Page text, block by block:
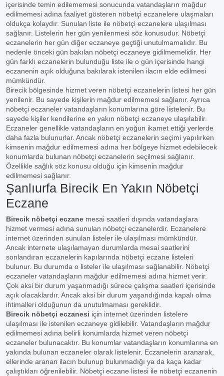
içerisinde temin edilememesi sonucunda vatandaşların mağdur
edilmemesi adına faaliyet gösteren nöbetçi eczanelere ulaşmaları
oldukça kolaydır. Sunulan liste ile nöbetçi eczanelere ulaşılması
sağlanır. Listelerin her gün yenilenmesi söz konusudur. Nöbetçi
eczanelerin her gün diğer eczaneye geçtiği unutulmamalıdır. Bu
nedenle önceki gün bakılan nöbetçi eczaneye gidilmemelidir. Her
gün farklı eczanelerin bulunduğu liste ile o gün içerisinde hangi
eczanenin açık olduğuna bakılarak istenilen ilacın elde edilmesi
mümkündür.
Birecik bölgesinde hizmet veren nöbetçi eczanelerin listesi her gün
yenilenir. Bu sayede kişilerin mağdur edilmemesi sağlanır. Ayrıca
nöbetçi eczaneler vatandaşların konumlarına göre listelenir. Bu
sayede kişiler kendilerine en yakın nöbetçi eczaneye ulaşılabilir.
Eczaneler genellikle vatandaşların en yoğun ikamet ettiği yerlerde
daha fazla bulunurlar. Ancak nöbetçi eczanelerin seçimi yapılırken
kimsenin mağdur edilmemesi adına her bölgeye hizmet edebilecek
konumlarda bulunan nöbetçi eczanelerin seçilmesi sağlanır.
Özellikle sağlık söz konusu olduğu için kimsenin mağdur
edilmemesi sağlanır.
Şanlıurfa Birecik En Yakın Nöbetçi
Eczane
Birecik nöbetçi eczane mesai saatleri dışında vatandaşlara
hizmet vermesi adına sunulan nöbetçi eczanelerdir. Eczanelere
internet üzerinden sunulan listeler ile ulaşılması mümkündür.
Ancak internete ulaşılamayan durumlarda mesai saatlerini
sonlandıran eczanelerin kapılarında nöbetçi eczane listeleri
bulunur. Bu durumda o listeler ile ulaşılması sağlanabilir. Nöbetçi
eczaneler vatandaşların mağdur edilmemesi adına hizmet verir.
Çok aksi bir durum yaşanmadığı sürece çalışma saatleri içerisinde
açık olacaklardır. Ancak aksi bir durum yaşandığında kapalı olma
ihtimalleri olduğunun da unutulmaması gereklidir.
Birecik nöbetçi eczanesi için internet üzerinden listelere
ulaşılması ile istenilen eczaneye gidilebilir. Vatandaşların mağdur
edilmemesi adına belirli konumlarda hizmet veren nöbetçi
eczaneler bulunacaktır. Bu konumlar vatandaşların konumlarına en
yakında bulunan eczaneler olarak listelenir. Eczanelerin aranarak,
ellerinde aranan ilacın bulunup bulunmadığı ya da kaça kadar
çalıştıkları öğrenilebilir. Nöbetçi eczane listesi ile nöbetçi eczanenin